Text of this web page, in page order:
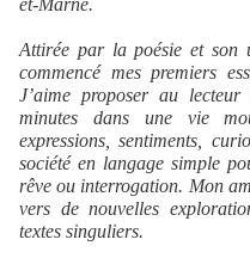
et-Marne.
Attirée par la poésie et son
commencé mes premiers
J’aime proposer au
minutes dans une vie
expressions, sentiments,
société en langage simple
rêve ou interrogation. Mon
vers de nouvelles
textes singuliers.